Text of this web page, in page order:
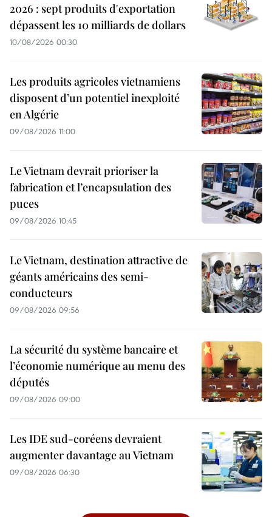
2026 : sept produits d'exportation
dépassent les 10 milliards de dollars
10/08/2026 00:30
Les produits agricoles vietnamiens
disposent d’un potentiel inexploité
en Algérie
09/08/2026 11:00
Le Vietnam devrait prioriser la
fabrication et l’encapsulation des
puces
09/08/2026 10:45
Le Vietnam, destination attractive de
géants américains des semi-
conducteurs
09/08/2026 09:56
La sécurité du système bancaire et
l’économie numérique au menu des
députés
09/08/2026 09:00
Les IDE sud-coréens devraient
augmenter davantage au Vietnam
09/08/2026 06:30